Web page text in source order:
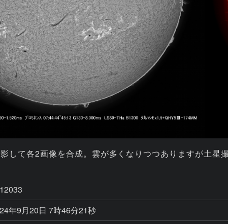
して各2画像を合成。雲が多くなりつつありますが土
年9月20日 7時46分21秒